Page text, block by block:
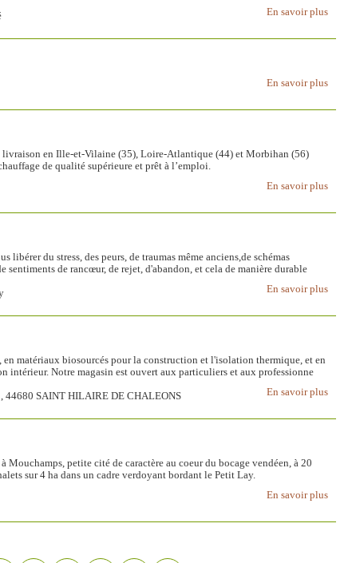
En savoir plus
En savoir plus
livraison en Ille-et-Vilaine (35), Loire-Atlantique (44) et Morbihan (56)
de qualité supérieure et prêt à l’emploi.
En savoir plus
du stress, des peurs, de traumas même anciens,de schémas
sentiments de rancœur, de rejet, d'abandon, et cela de manière durable
En savoir plus
matériaux biosourcés pour la construction et l'isolation thermique, et en
intérieur. Notre magasin est ouvert aux particuliers et aux professionne
En savoir plus
44680 SAINT HILAIRE DE CHALEONS
petite cité de caractère au coeur du bocage vendéen, à 20
sur 4 ha dans un cadre verdoyant bordant le Petit Lay.
En savoir plus